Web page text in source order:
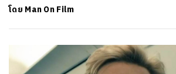
โดย Man On Film